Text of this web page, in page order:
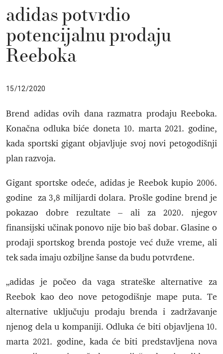
adidas potvrdio
potencijalnu prodaju
Reeboka
15/12/2020
Brend adidas ovih dana razmatra prodaju Reeboka.
Konačna odluka biće doneta 10. marta 2021. godine,
kada sportski gigant objavljuje svoj novi petogodišnji
plan razvoja.
Gigant sportske odeće, adidas je Reebok kupio 2006.
godine za 3,8 milijardi dolara. Prošle godine brend je
pokazao dobre rezultate – ali za 2020. njegov
finansijski učinak ponovo nije bio baš dobar. Glasine o
prodaji sportskog brenda postoje već duže vreme, ali
tek sada imaju ozbiljne šanse da budu potvrđene.
„adidas je počeo da vaga strateške alternative za
Reebok kao deo nove petogodišnje mape puta. Te
alternative uključuju prodaju brenda i zadržavanje
njenog dela u kompaniji. Odluka će biti objavljena 10.
marta 2021. godine, kada će biti predstavljena nova